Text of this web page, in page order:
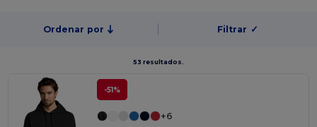
Ordenar por Filtrar ✓
53 resultados.
-51%
+6